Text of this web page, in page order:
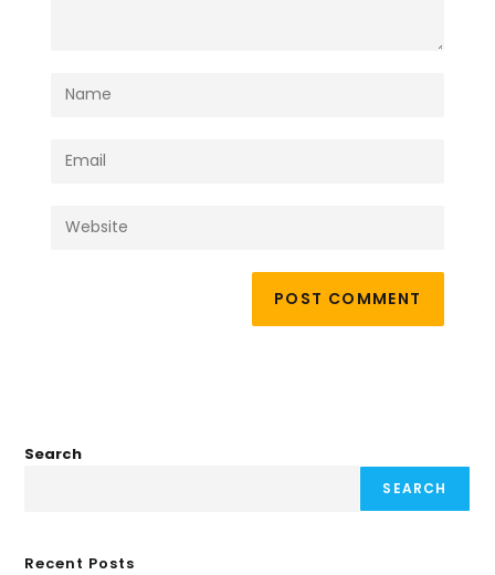
Search
SEARCH
Recent Posts